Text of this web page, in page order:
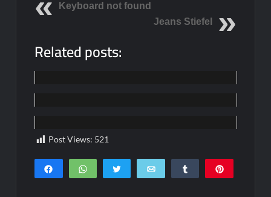
Keyboard not found
Jeans Stiefel
Related posts:
Post Views: 521
Teilen WhatsApp Twittern E-Mail Teilen